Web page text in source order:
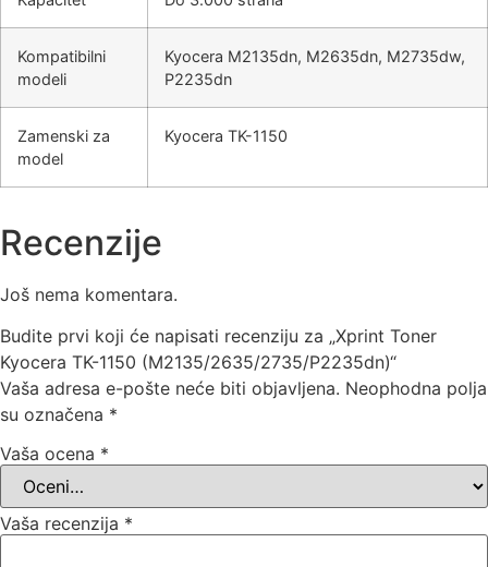
Kompatibilni
modeli
Kyocera M2135dn, M2635dn, M2735dw,
P2235dn
Zamenski za
model
Kyocera TK-1150
Recenzije
Još nema komentara.
Budite prvi koji će napisati recenziju za „Xprint Toner
Kyocera TK-1150 (M2135/2635/2735/P2235dn)“
Vaša adresa e-pošte neće biti objavljena. Neophodna polja
su označena *
Vaša ocena *
Vaša recenzija *